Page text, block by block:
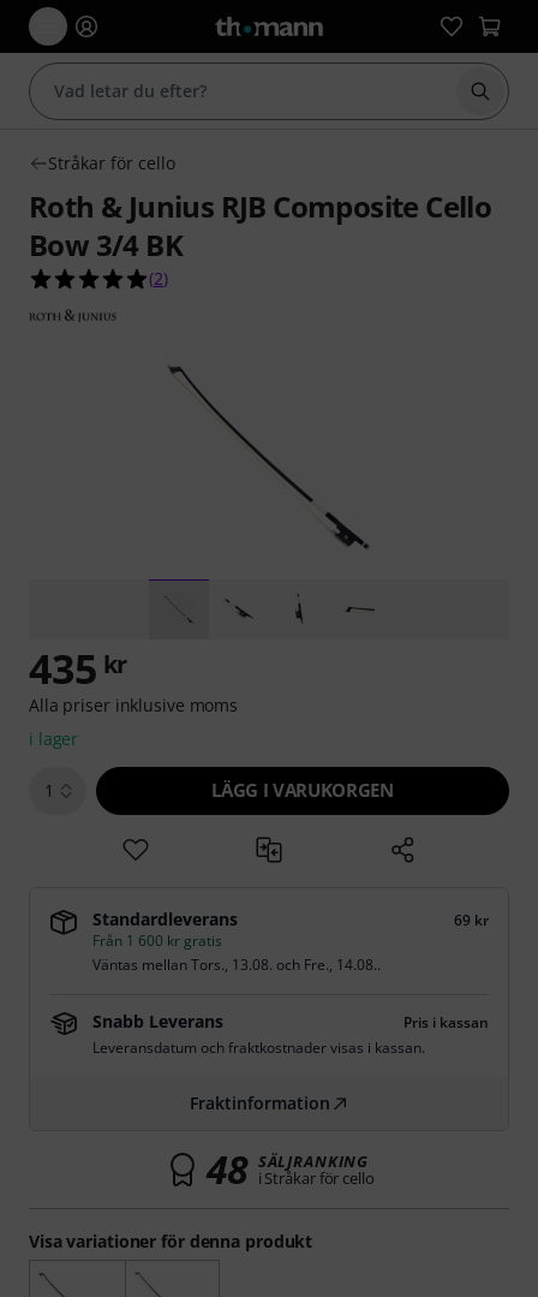
Börja
Stråkar för cello
Roth & Junius RJB Composite Cello
Bow 3/4 BK
5.0 av 5 stjärnor från 2 kundbetyg
(2)
Visa variationer för denna produkt
435 kr
Alla priser inklusive moms
i lager
1 LÄGG I VARUKORGEN
Standardleverans
69 kr
Från 1 600 kr gratis
Väntas mellanTors., 13.08. och Fre., 14.08..
Snabb Leverans
Pris i kassan
Leveransdatum och fraktkostnader visas i kassan.
Fraktinformation
48 SÄLJRANKING
i Stråkar för cello